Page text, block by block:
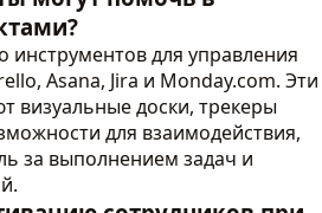
инструментов для управления
Asana, Jira и Monday.com. Эти
визуальные доски, трекеры
для взаимодействия,
за выполнением задач и